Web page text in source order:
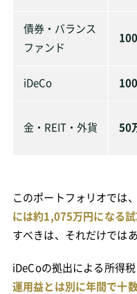
債券・バランス
ファンド
iDeCo
金・REIT・外貨 50
このポートフォリオでは、
には約1,075万円になる
すべきは、それだけではあ
iDeCoの拠出による所得
運用益とは別に年間で十